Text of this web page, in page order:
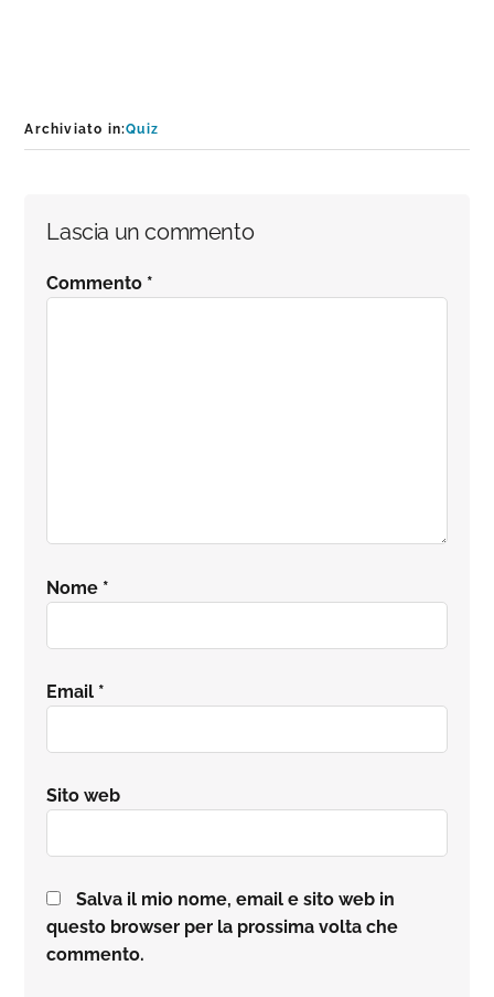
Archiviato in:Quiz
Interazioni
del
Lascia un commento
Commento *
Nome *
Email *
Sito web
Salva il mio nome, email e sito web in
questo browser per la prossima volta che
commento.